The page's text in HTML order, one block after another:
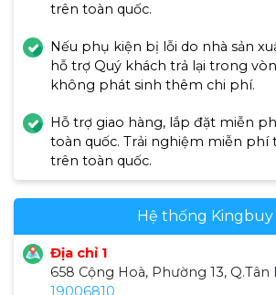
Tỉ lệ thành công 100%
Công nghệ lên men tân tiến
Bộ vi xử lý nhiệt và độ ẩm chất
soát hiệu quả giúp tỏi đen thành
trên toàn quốc.
Nếu phụ kiện bị lỗi do nhà sản
hỗ trợ Quý khách trả lại trong
không phát sinh thêm chi phí.
Hỗ trợ giao hàng, lắp đặt miễn
toàn quốc. Trải nghiệm miễn phí
trên toàn quốc.
Hệ thống Kingbuy
Địa chỉ 1
658 Cộng Hoà, Phường 13, Q.Tân
19006810